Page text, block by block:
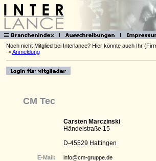
Noch nicht Mitglied bei Interlance? Hier könnte auch Ihr
->Anmeldung
CM Tec
Carsten Marczinski
Händelstraße 15
D-45529 Hattingen
E-Mail: info@cm-gruppe.de